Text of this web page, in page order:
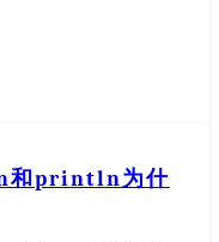
和println为什